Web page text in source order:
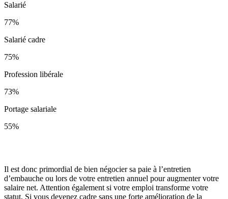
Salarié
77%
Salarié cadre
75%
Profession libérale
73%
Portage salariale
55%
Il est donc primordial de bien négocier sa paie à l’entretien
d’embauche ou lors de votre entretien annuel pour augmenter votre
salaire net. Attention également si votre emploi transforme votre
statut. Si vous devenez cadre sans une forte amélioration de la